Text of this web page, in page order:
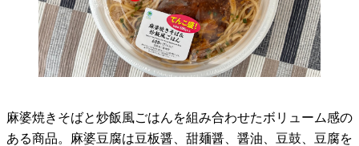
麻婆焼きそばと炒飯風ごはんを組み合わせたボリューム感の
ある商品。麻婆豆腐は豆板醤、甜麺醤、醤油、豆鼓、豆腐を